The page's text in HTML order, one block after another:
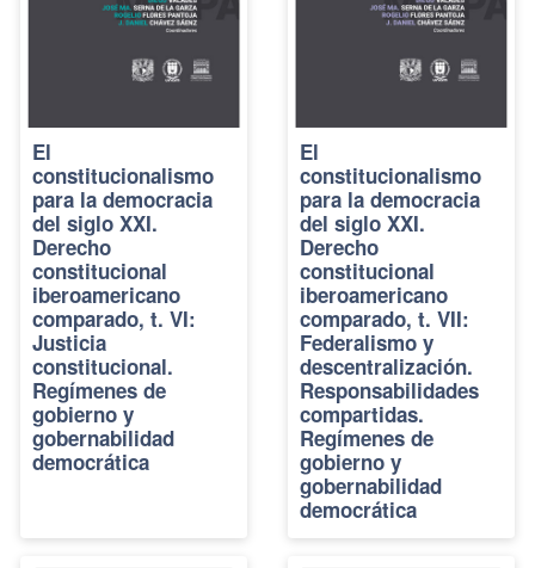
El
constitucionalismo
para la democracia
del siglo XXI.
Derecho
constitucional
iberoamericano
comparado, t. VI:
Justicia
constitucional.
Regímenes de
gobierno y
gobernabilidad
democrática
El
constitucionalismo
para la democracia
del siglo XXI.
Derecho
constitucional
iberoamericano
comparado, t. VII:
Federalismo y
descentralización.
Responsabilidades
compartidas.
Regímenes de
gobierno y
gobernabilidad
democrática